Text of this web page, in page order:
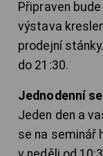
Připraven
výstava
prodejní
do 21:30.
Jednodenní
Jeden den a
se na seminář